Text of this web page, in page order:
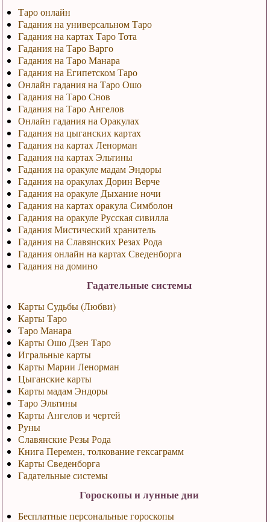
Таро онлайн
Гадания на универсальном Таро
Гадания на картах Таро Тота
Гадания на Таро Варго
Гадания на Таро Манара
Гадания на Египетском Таро
Онлайн гадания на Таро Ошо
Гадания на Таро Снов
Гадания на Таро Ангелов
Онлайн гадания на Оракулах
Гадания на цыганских картах
Гадания на картах Ленорман
Гадания на картах Эльтины
Гадания на оракуле мадам Эндоры
Гадания на оракулах Дорин Верче
Гадания на оракуле Дыхание ночи
Гадания на картах оракула Симболон
Гадания на оракуле Русская сивилла
Гадания Мистический хранитель
Гадания на Славянских Резах Рода
Гадания онлайн на картах Сведенборга
Гадания на домино
Гадательные системы
Карты Судьбы (Любви)
Карты Таро
Таро Манара
Карты Ошо Дзен Таро
Игральные карты
Карты Марии Ленорман
Цыганские карты
Карты мадам Эндоры
Таро Эльтины
Карты Ангелов и чертей
Руны
Славянские Резы Рода
Книга Перемен, толкование гексаграмм
Карты Сведенборга
Гадательные системы
Гороскопы и лунные дни
Бесплатные персональные гороскопы